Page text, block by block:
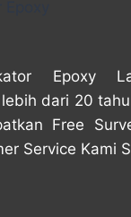
Epoxy
dari 20
Free
Service Kami